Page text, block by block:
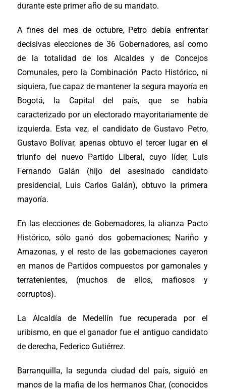
durante este primer año de su mandato.
A fines del mes de octubre, Petro debía enfrentar
decisivas elecciones de 36 Gobernadores, así como
de la totalidad de los Alcaldes y de Concejos
Comunales, pero la Combinación Pacto Histórico, ni
siquiera, fue capaz de mantener la segura mayoría en
Bogotá, la Capital del país, que se había
caracterizado por un electorado mayoritariamente de
izquierda. Esta vez, el candidato de Gustavo Petro,
Gustavo Bolívar, apenas obtuvo el tercer lugar en el
triunfo del nuevo Partido Liberal, cuyo líder, Luis
Fernando Galán (hijo del asesinado candidato
presidencial, Luis Carlos Galán), obtuvo la primera
mayoría.
En las elecciones de Gobernadores, la alianza Pacto
Histórico, sólo ganó dos gobernaciones; Nariño y
Amazonas, y el resto de las gobernaciones cayeron
en manos de Partidos compuestos por gamonales y
terratenientes, (muchos de ellos, mafiosos y
corruptos).
La Alcaldía de Medellín fue recuperada por el
uribismo, en que el ganador fue el antiguo candidato
de derecha, Federico Gutiérrez.
Barranquilla, la segunda ciudad del país, siguió en
manos de la mafia de los hermanos Char, (conocidos